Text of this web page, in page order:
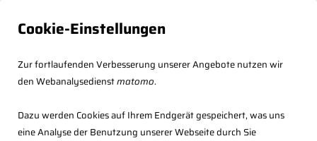
Cookie-Einstellungen
Zur fortlaufenden Verbesserung unserer Angebote nutzen wir
den Webanalysedienstmatomo.
Dazu werden Cookies auf Ihrem Endgerät gespeichert, was uns
eine Analyse der Benutzung unserer Webseite durch Sie